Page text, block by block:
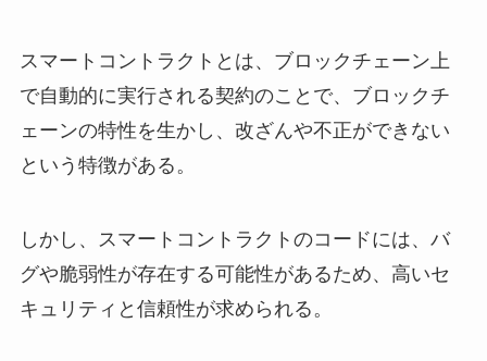
スマートコントラクトとは、ブロックチェーン上
で自動的に実行される契約のことで、ブロックチ
ェーンの特性を生かし、改ざんや不正ができない
という特徴がある。
しかし、スマートコントラクトのコードには、バ
グや脆弱性が存在する可能性があるため、高いセ
キュリティと信頼性が求められる。